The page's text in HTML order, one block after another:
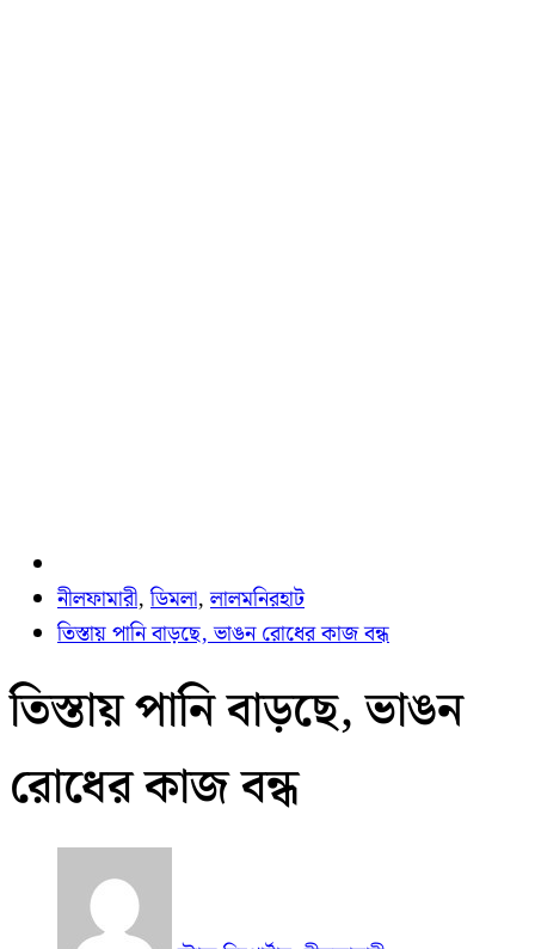
নীলফামারী,ডিমলা,লালমনিরহাট
তিস্তায় পানি বাড়ছে, ভাঙন রোধের কাজ বন্ধ
তিস্তায় পানি বাড়ছে, ভাঙন
রোধের কাজ বন্ধ